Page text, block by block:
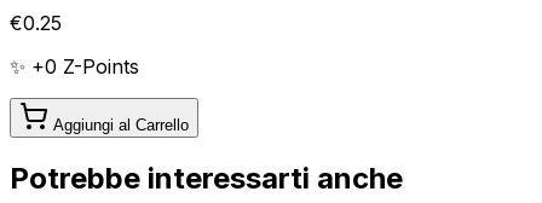
€0.25
✨ +0 Z-Points
Aggiungi al Carrello
Potrebbe interessarti anche